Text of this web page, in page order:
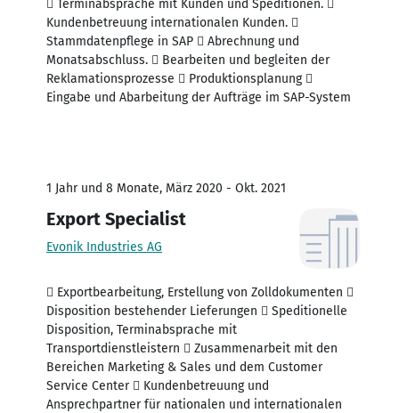
 Terminabsprache mit Kunden und Speditionen. 
Kundenbetreuung internationalen Kunden. 
Stammdatenpflege in SAP  Abrechnung und
Monatsabschluss.  Bearbeiten und begleiten der
Reklamationsprozesse  Produktionsplanung 
Eingabe und Abarbeitung der Aufträge im SAP-System
1 Jahr und 8 Monate, März 2020 - Okt. 2021
Export Specialist
Evonik Industries AG
 Exportbearbeitung, Erstellung von Zolldokumenten 
Disposition bestehender Lieferungen  Speditionelle
Disposition, Terminabsprache mit
Transportdienstleistern  Zusammenarbeit mit den
Bereichen Marketing & Sales und dem Customer
Service Center  Kundenbetreuung und
Ansprechpartner für nationalen und internationalen